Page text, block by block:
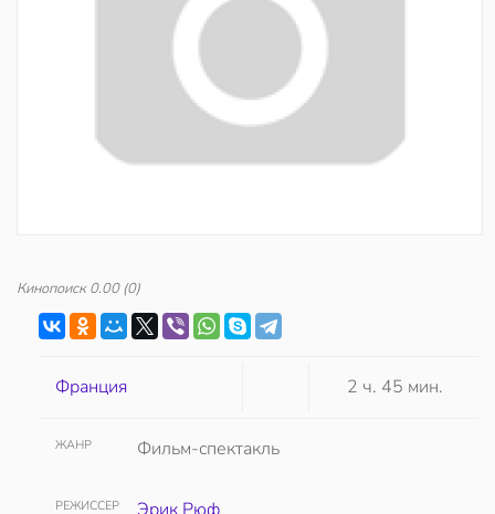
Кинопоиск 0.00(0)
Франция 2 ч. 45 мин.
ЖАНР Фильм-спектакль
РЕЖИССЕР